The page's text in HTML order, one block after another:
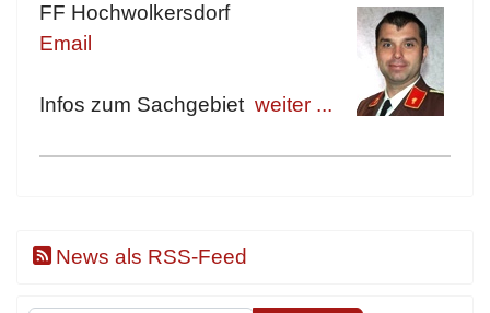
FF Hochwolkersdorf
Email
Infos zum Sachgebiet weiter ...
News als RSS-Feed